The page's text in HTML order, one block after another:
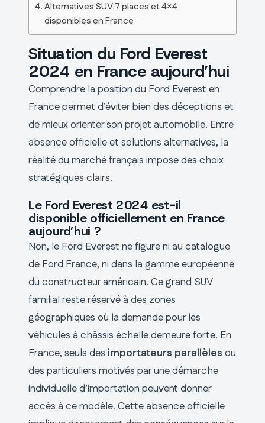
Alternatives SUV 7 places et 4×4
disponibles en France
Situation du Ford Everest
2024 en France aujourd’hui
Comprendre la position du Ford Everest en
France permet d’éviter bien des déceptions et
de mieux orienter son projet automobile. Entre
absence officielle et solutions alternatives, la
réalité du marché français impose des choix
stratégiques clairs.
Le Ford Everest 2024 est-il
disponible officiellement en France
aujourd’hui ?
Non, le Ford Everest ne figure ni au catalogue
de Ford France, ni dans la gamme européenne
du constructeur américain. Ce grand SUV
familial reste réservé à des zones
géographiques où la demande pour les
véhicules à châssis échelle demeure forte. En
France, seuls des importateurs parallèles ou
des particuliers motivés par une démarche
individuelle d’importation peuvent donner
accès à ce modèle. Cette absence officielle